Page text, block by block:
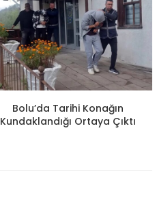
Bolu’da Tarihi Konağın
Kundaklandığı Ortaya Çıktı